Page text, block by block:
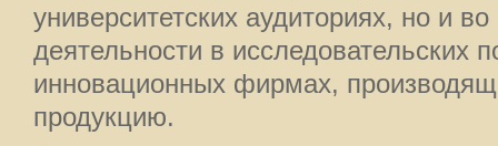
университетских аудиториях, но и
деятельности в исследовательских
инновационных фирмах,
продукцию.